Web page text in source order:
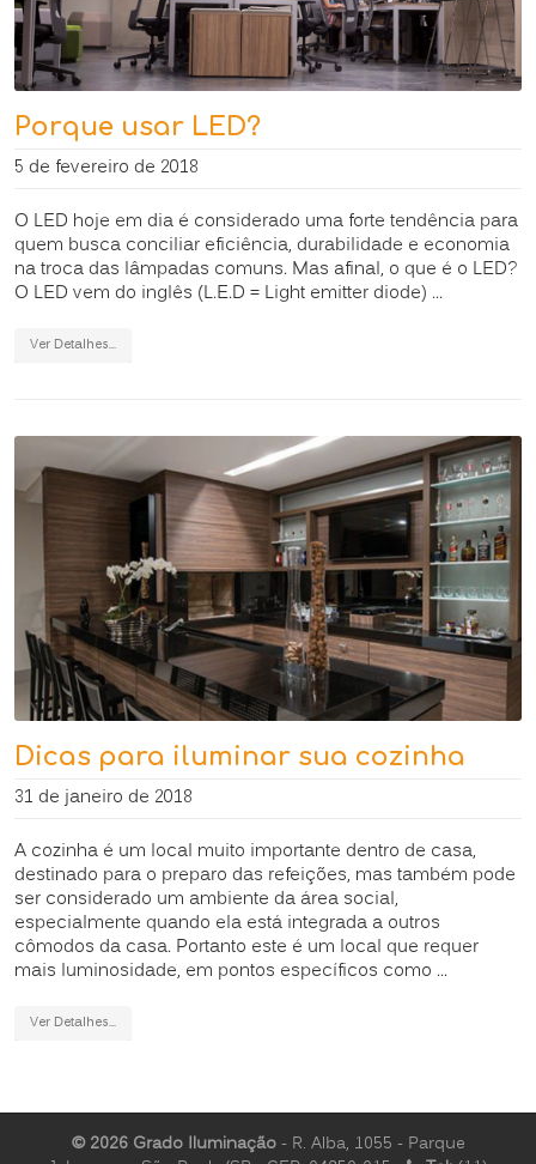
Porque usar LED?
5 de fevereiro de 2018
O LED hoje em dia é considerado uma forte tendência para
quem busca conciliar eficiência, durabilidade e economia
na troca das lâmpadas comuns. Mas afinal, o que é o LED?
O LED vem do inglês (L.E.D = Light emitter diode) ...
Ver Detalhes...
Dicas para iluminar sua cozinha
31 de janeiro de 2018
A cozinha é um local muito importante dentro de casa,
destinado para o preparo das refeições, mas também pode
ser considerado um ambiente da área social,
especialmente quando ela está integrada a outros
cômodos da casa. Portanto este é um local que requer
mais luminosidade, em pontos específicos como ...
Ver Detalhes...
© 2026 Grado Iluminação- R. Alba, 1055 - Parque